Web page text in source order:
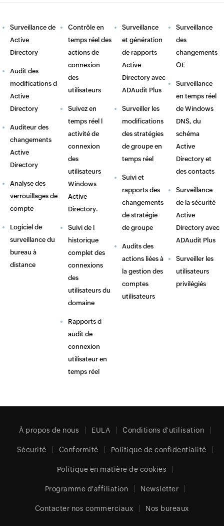
Surveillance de
Active
Directory
Audit des
modifications d
Active
Directory
Auditeur des
changements
Active
Directory
Analyse des
verrouillages de
compte
Logiciel de
surveillance du
bureau à
distance
Contrôle en
temps réel des
actions de
connexion
des
utilisateurs
Suivez en
temps réel l
activité de
connexion
des
utilisateurs
Windows
Active
Directory.
Suivi de l
historique
complet des
connexions
des
utilisateurs du
domaine
Rapports d
audit de
connexion
utilisateur en
temps réel
Surveillance
et génération
de rapports
Active
Directory avec
ADAudit Plus
Surveiller les
modifications
des stratégies
de groupe en
temps réel
Suivi et
rapports des
changements
de stratégie
de groupe
Audits des
actions liées à
la gestion des
comptes
utilisateurs
Surveillance
des
changements
OE
Surveillance
en temps réel
de Windows
DNS, du
schéma
Active
Directory et
des contacts
Surveillance
de la sécurité
Active
Directory avec
ADAudit Plus
Surveiller les
utilisateurs
privilégiés
À propos de nous EULA Conditions d'utilisation
Sécurité Conformité Politique de confidentialité
Politique en matière de cookies
Programme d'affiliation Newsletter
Contacter nos commerciaux Nos bureaux